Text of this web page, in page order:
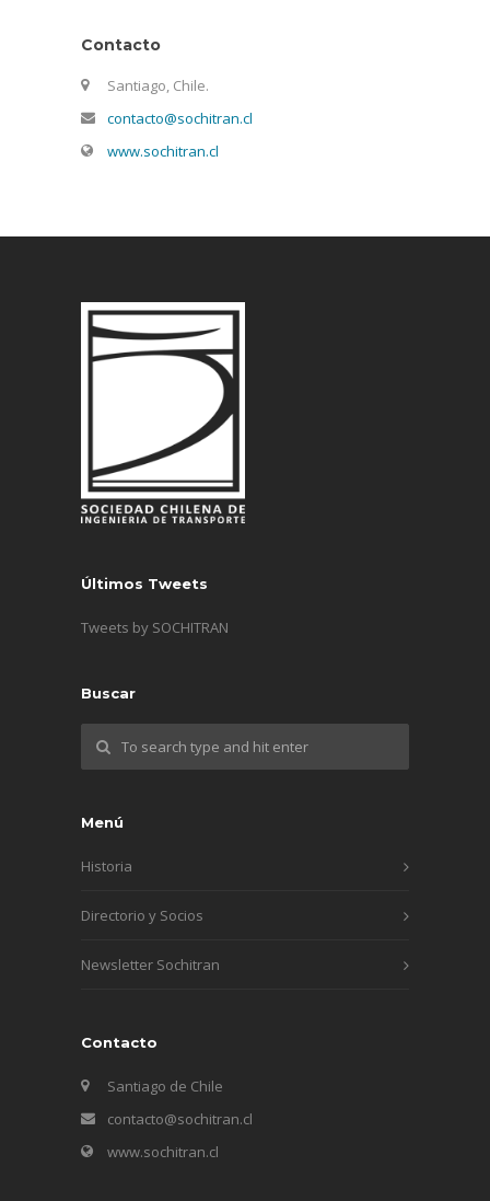
Contacto
Santiago, Chile.
contacto@sochitran.cl
www.sochitran.cl
Últimos Tweets
Tweets by SOCHITRAN
Buscar
Menú
Historia
Directorio y Socios
Newsletter Sochitran
Contacto
Santiago de Chile
contacto@sochitran.cl
www.sochitran.cl